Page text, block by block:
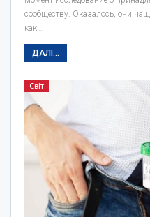
сообществу. Оказалось, они
как…
ДАЛІ...
Світ